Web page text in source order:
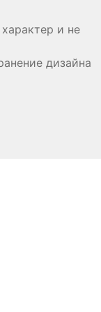
и не
дизайна